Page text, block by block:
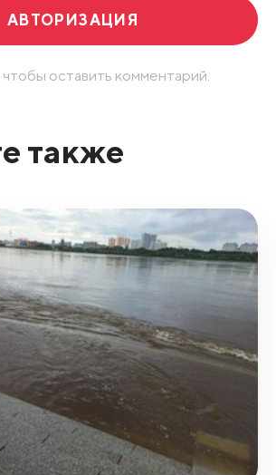
АВТОРИЗАЦИЯ
оставить комментарий.
также